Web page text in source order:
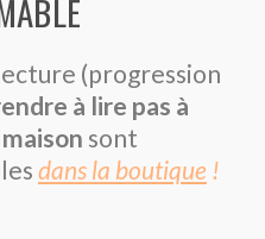
(progression
à lire pas à
sont
dans la boutique !